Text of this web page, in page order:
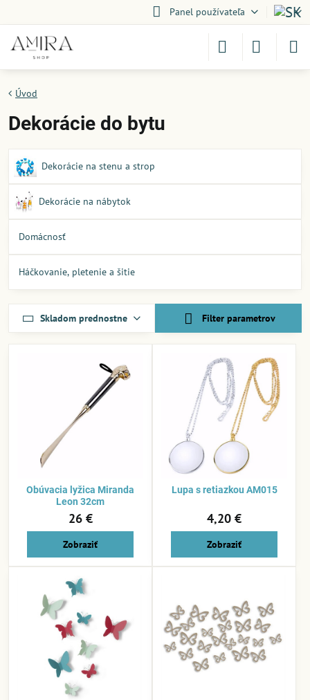
Panel používateľa
Úvod
Dekorácie do bytu
Dekorácie na stenu a strop
Dekorácie na nábytok
Domácnosť
Háčkovanie, pletenie a šitie
Skladom prednostne Filter parametrov
Obúvacia lyžica Miranda
Leon 32cm
26 €
Zobraziť
Lupa s retiazkou AM015
4,20 €
Zobraziť